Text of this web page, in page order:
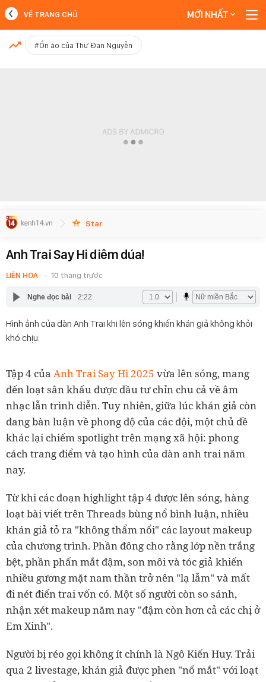
MỚI NHẤT
VỀ TRANG CHỦ MỚI NHẤT
#Ồn ào của Thư Đan Nguyễn
Star
Anh Trai Say Hi diêm dúa!
LIÊN HOA 10 tháng trước
Nghe đọc bài 2:22
Hình ảnh của dàn Anh Trai khi lên sóng khiến khán giả không khỏi
khó chịu.
Tập 4 của Anh Trai Say Hi 2025 vừa lên sóng, mang
đến loạt sân khấu được đầu tư chỉn chu cả về âm
nhạc lẫn trình diễn. Tuy nhiên, giữa lúc khán giả còn
đang bàn luận về phong độ của các đội, một chủ đề
khác lại chiếm spotlight trên mạng xã hội: phong
cách trang điểm và tạo hình của dàn anh trai năm
nay.
Từ khi các đoạn highlight tập 4 được lên sóng, hàng
loạt bài viết trên Threads bùng nổ bình luận, nhiều
khán giả tỏ ra "không thẩm nổi" các layout makeup
của chương trình. Phần đông cho rằng lớp nền trắng
bệt, phần phấn mắt đậm, son môi và tóc giả khiến
nhiều gương mặt nam thần trở nên "lạ lẫm" và mất
đi nét điển trai vốn có. Một số người còn so sánh,
nhận xét makeup năm nay "đậm còn hơn cả các chị ở
Em Xinh".
Người bị réo gọi không ít chính là Ngô Kiến Huy. Trải
qua 2 livestage, khán giả được phen "nổ mắt" với loạt